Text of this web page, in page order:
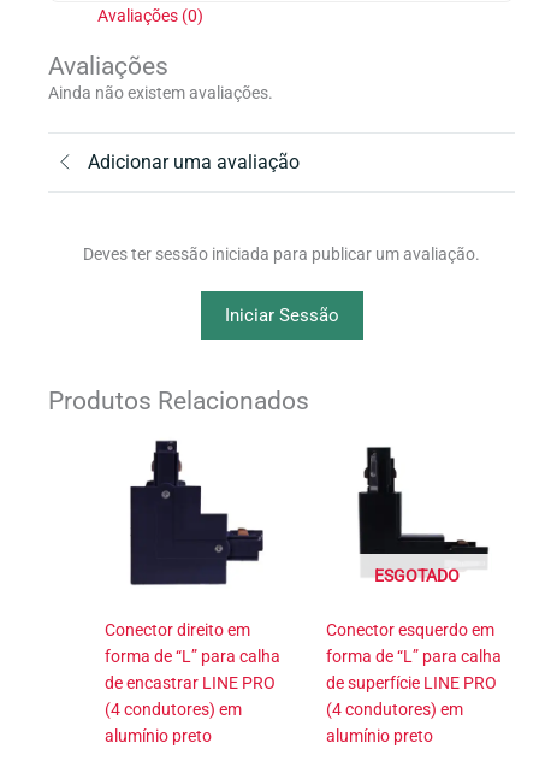
condutores)
alumínio
branco
Avaliações (0)
Avaliações
Ainda não existem avaliações.
Adicionar uma avaliação
Deves ter sessão iniciada para publicar um avaliação.
Iniciar Sessão
Produtos Relacionados
Conector direito em
forma de “L” para calha
de encastrar LINE PRO
(4 condutores) em
alumínio preto
ESGOTADO
Conector esquerdo em
forma de “L” para calha
de superfície LINE PRO
(4 condutores) em
alumínio preto